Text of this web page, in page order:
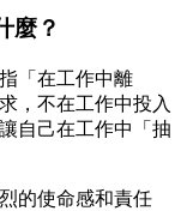
麼？
「在工作中離
，不在工作中投入
自己在工作中「抽
的使命感和責任